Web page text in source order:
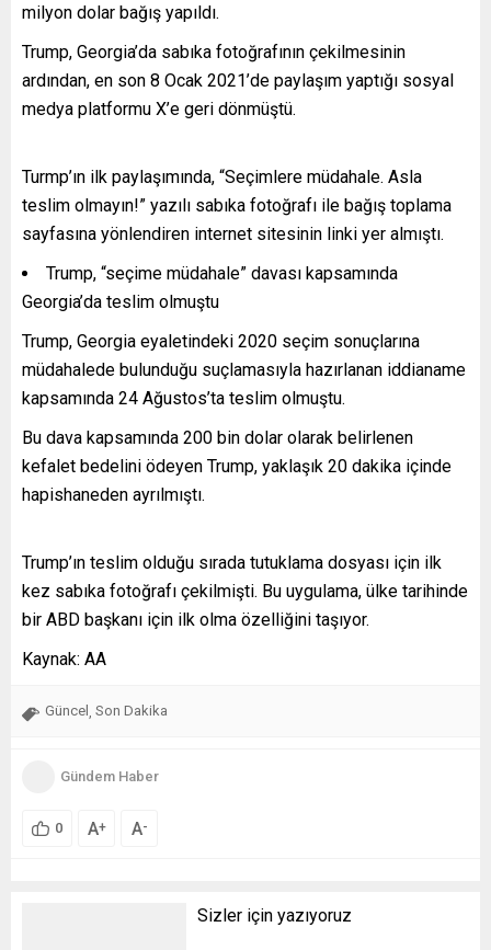
milyon dolar bağış yapıldı.
Trump, Georgia’da sabıka fotoğrafının çekilmesinin
ardından, en son 8 Ocak 2021’de paylaşım yaptığı sosyal
medya platformu X’e geri dönmüştü.
Turmp’ın ilk paylaşımında, “Seçimlere müdahale. Asla
teslim olmayın!” yazılı sabıka fotoğrafı ile bağış toplama
sayfasına yönlendiren internet sitesinin linki yer almıştı.
Trump, “seçime müdahale” davası kapsamında
Georgia’da teslim olmuştu
Trump, Georgia eyaletindeki 2020 seçim sonuçlarına
müdahalede bulunduğu suçlamasıyla hazırlanan iddianame
kapsamında 24 Ağustos’ta teslim olmuştu.
Bu dava kapsamında 200 bin dolar olarak belirlenen
kefalet bedelini ödeyen Trump, yaklaşık 20 dakika içinde
hapishaneden ayrılmıştı.
Trump’ın teslim olduğu sırada tutuklama dosyası için ilk
kez sabıka fotoğrafı çekilmişti. Bu uygulama, ülke tarihinde
bir ABD başkanı için ilk olma özelliğini taşıyor.
Kaynak: AA
Güncel Son Dakika
Gündem Haber
0 A+ A-
Sizler için yazıyoruz